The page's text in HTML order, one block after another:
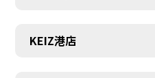
KEIZ港店